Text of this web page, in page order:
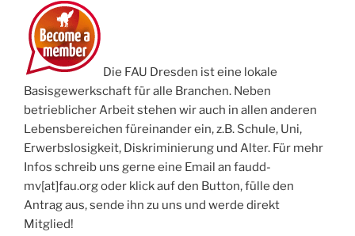
Die FAU Dresden ist eine lokale
Basisgewerkschaft für alle Branchen. Neben
betrieblicher Arbeit stehen wir auch in allen anderen
Lebensbereichen füreinander ein, z.B. Schule, Uni,
Erwerbslosigkeit, Diskriminierung und Alter. Für mehr
Infos schreib uns gerne eine Email an faudd-
mv[at]fau.org oder klick auf den Button, fülle den
Antrag aus, sende ihn zu uns und werde direkt
Mitglied!